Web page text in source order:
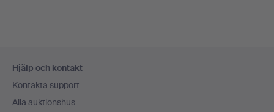
Hjälp och kontakt
Kontakta support
Alla auktionshus